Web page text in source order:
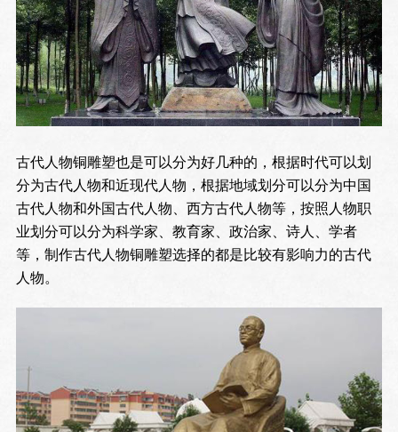
古代人物铜雕塑也是可以分为好几种的，根据时代可以划
分为古代人物和近现代人物，根据地域划分可以分为中国
古代人物和外国古代人物、西方古代人物等，按照人物职
业划分可以分为科学家、教育家、政治家、诗人、学者
等，制作古代人物铜雕塑选择的都是比较有影响力的古代
人物。